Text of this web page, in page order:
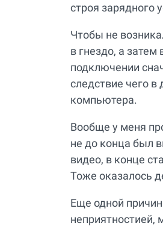
строя зарядного
Чтобы не
в гнездо, а затем
подключении
следствие чего
компьютера.
Вообще у меня
не до конца был
видео, в конце
Тоже оказалось
Еще одной
неприятностией,